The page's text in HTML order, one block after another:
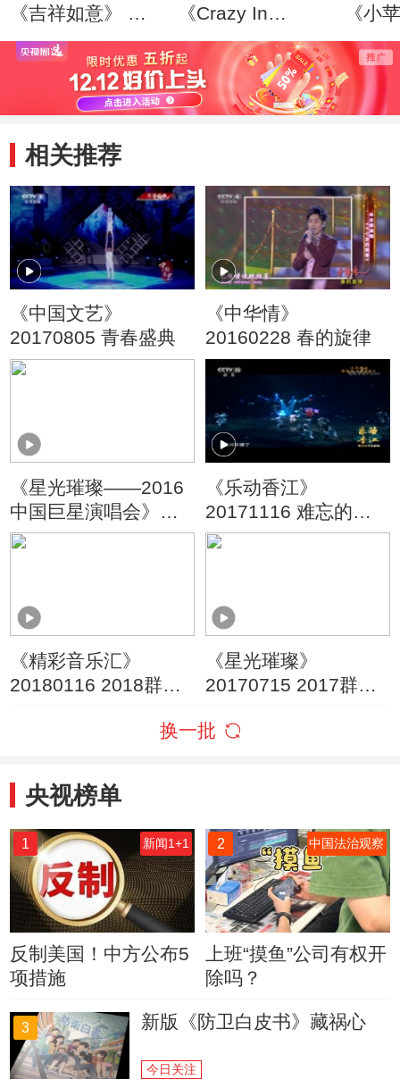
《吉祥如意》 演
唱：凤凰传奇
《Crazy In
Love》 演唱：金
美儿
《小
唱：
相关推荐
《中国文艺》
20170805 青春盛典
《中华情》
20160228 春的旋律
《星光璀璨——2016
中国巨星演唱会》
20160614 第一辑
《乐动香江》
20171116 难忘的香
港金曲（上）
《精彩音乐汇》
20180116 2018群星
《星光璀璨》
20170715 2017群星
换一批
央视榜单
1 新闻1+1
反制美国！中方公布5
项措施
2 中国法治观察
上班“摸鱼”公司有权开
除吗？
3 新版《防卫白皮书》藏祸心
今日关注